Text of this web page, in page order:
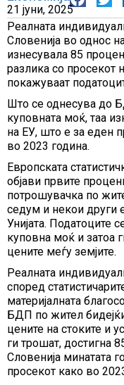
21 јуни, 2025
Реалната
Словенија во однос
изнесувала 85
разлика со просекот
покажуваат
Што се однесува до
куповната моќ, таа
на ЕУ, што е за еден
во 2023 година.
Европската
објави првите
потрошувачка по
седум и некои други
Унијата. Податоците
куповна моќ и затоа
цените меѓу земјите.
Реалната
според
материјалната
БДП по жител
цените на стоките и
ги трошат, достигна
Словенија минатата
просекот како во